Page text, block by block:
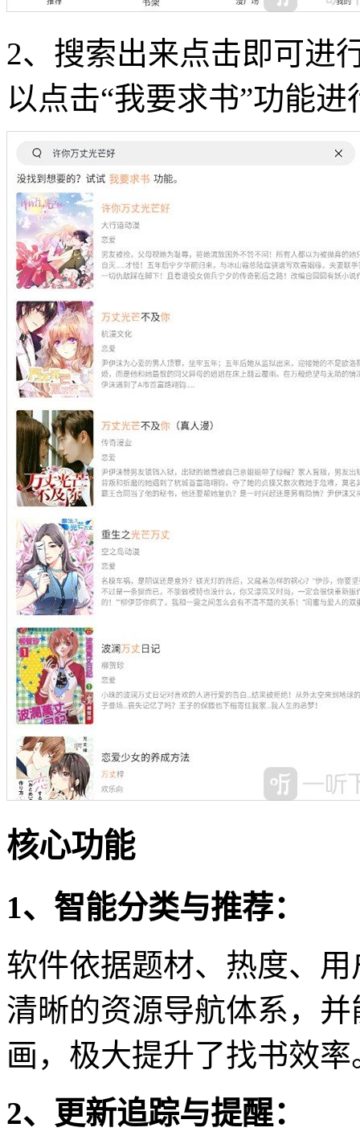
2、搜索出来点击即可进
以点击“我要求书”功能进
核心功能
1、智能分类与推荐：
软件依据题材、热度、
清晰的资源导航体系，
画，极大提升了找书效率
2、更新追踪与提醒：